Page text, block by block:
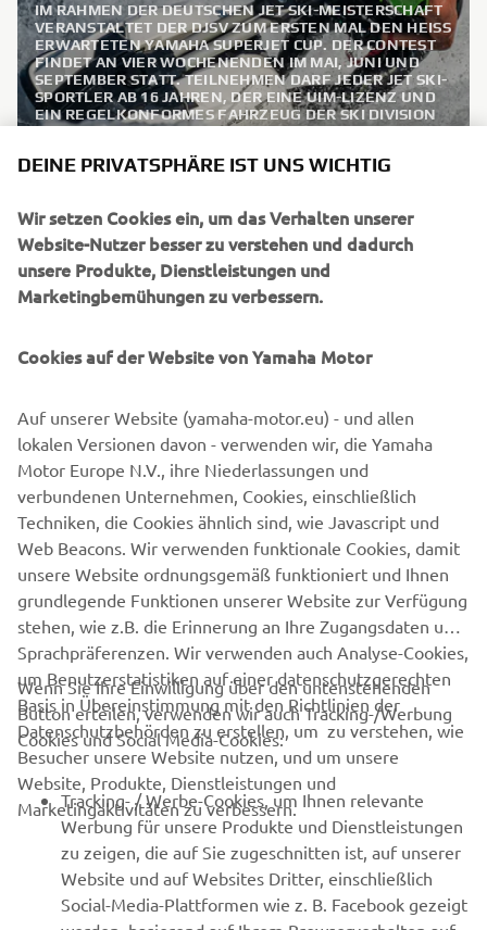
IM RAHMEN DER DEUTSCHEN JET SKI-MEISTERSCHAFT
VERANSTALTET DER DJSV ZUM ERSTEN MAL DEN HEISS E
RWARTETEN YAMAHA SUPERJET CUP. DER CONTEST F
INDET AN VIER WOCHENENDEN IM MAI, JUNI UND S
EPTEMBER STATT. TEILNEHMEN DARF JEDER JET SKI-S
PORTLER AB 16 JAHREN, DER EINE UIM-LIZENZ UND E
IN REGELKONFORMES FAHRZEUG DER SKI DIVISION G
P4-KLASSE BESITZT. MACH MIT UND MISCH DIE W
SUPERJET CUP 2023
MEHR ERFAHREN
UNSER TEAM
SAGT DANKE!
1/11
UNTERNEHMEN
B2B
MEHR VON YAMAHA
SUPPORT
DEINE PRIVATSPHÄRE IST UNS WICHTIG
Wir setzen Cookies ein, um das Verhalten unserer
Website-Nutzer besser zu verstehen und dadurch
unsere Produkte, Dienstleistungen und
Marketingbemühungen zu verbessern.
Cookies auf der Website von Yamaha Motor
Auf unserer Website (yamaha-motor.eu) - und allen
lokalen Versionen davon - verwenden wir, die Yamaha
Motor Europe N.V., ihre Niederlassungen und
verbundenen Unternehmen, Cookies, einschließlich
Techniken, die Cookies ähnlich sind, wie Javascript und
Web Beacons. Wir verwenden funktionale Cookies, damit
unsere Website ordnungsgemäß funktioniert und Ihnen
grundlegende Funktionen unserer Website zur Verfügung
stehen, wie z.B. die Erinnerung an Ihre Zugangsdaten und
Sprachpräferenzen. Wir verwenden auch Analyse-Cookies,
um Benutzerstatistiken auf einer datenschutzgerechten
Basis in Übereinstimmung mit den Richtlinien der
Datenschutzbehörden zu erstellen, um zu verstehen, wie
Besucher unsere Website nutzen, und um unsere
Website, Produkte, Dienstleistungen und
Marketingaktivitäten zu verbessern.
Wenn Sie Ihre Einwilligung über den untenstehenden
Button erteilen, verwenden wir auch Tracking-/Werbung
Cookies und Social Media-Cookies:
Tracking- / Werbe-Cookies, um Ihnen relevante
Werbung für unsere Produkte und Dienstleistungen
zu zeigen, die auf Sie zugeschnitten ist, auf unserer
Website und auf Websites Dritter, einschließlich
Social-Media-Plattformen wie z. B. Facebook gezeigt